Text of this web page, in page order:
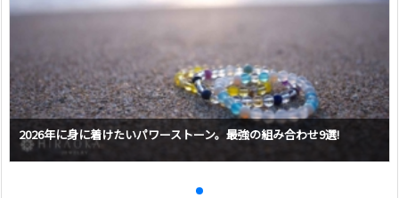
2026年に身に着けたいパワーストーン。最強の組み合わせ9選!